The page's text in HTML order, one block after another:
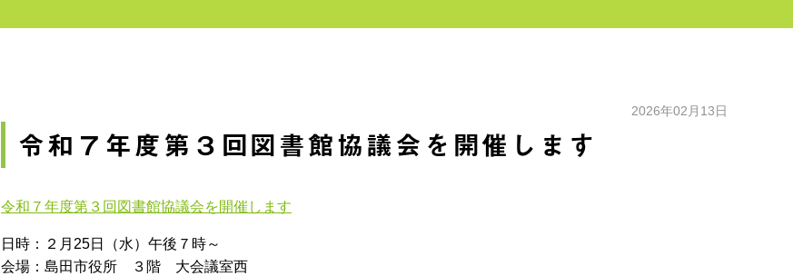
2026年02月13日
令和７年度第３回図書館協議会を開催します
令和７年度第３回図書館協議会を開催します
日時：２月25日（水）午後７時～
会場：島田市役所 ３階 大会議室西